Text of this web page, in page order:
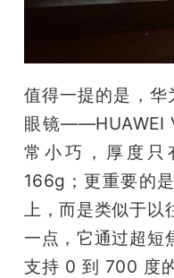
值得一提的是，
眼镜——HUAWEI
常小巧，厚度
166g；更重要的
上，而是类似于以
一点，它通过超短
支持 0 到 700 度